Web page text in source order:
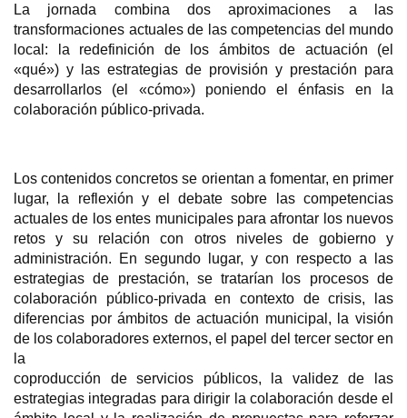
La jornada combina dos aproximaciones a las
transformaciones actuales de las competencias del mundo
local: la redefinición de los ámbitos de actuación (el
«qué») y las estrategias de provisión y prestación para
desarrollarlos (el «cómo») poniendo el énfasis en la
colaboración público-privada.
Los contenidos concretos se orientan a fomentar, en primer
lugar, la reflexión y el debate sobre las competencias
actuales de los entes municipales para afrontar los nuevos
retos y su relación con otros niveles de gobierno y
administración. En segundo lugar, y con respecto a las
estrategias de prestación, se tratarían los procesos de
colaboración público-privada en contexto de crisis, las
diferencias por ámbitos de actuación municipal, la visión
de los colaboradores externos, el papel del tercer sector en
la
coproducción de servicios públicos, la validez de las
estrategias integradas para dirigir la colaboración desde el